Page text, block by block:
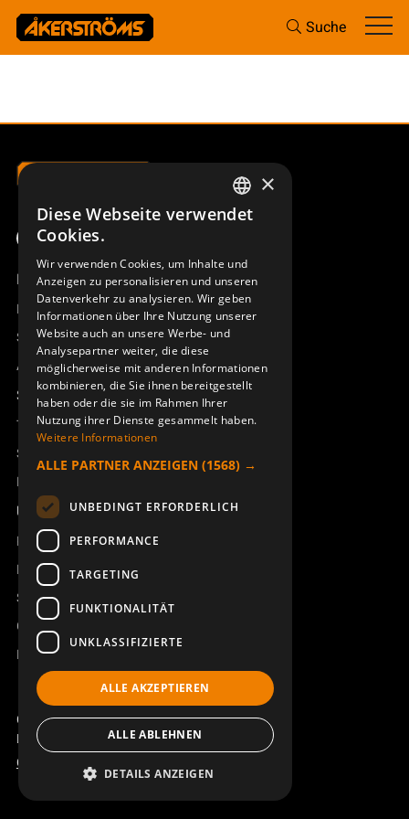
Suche
Produktübersicht
Remotus
Sesam
Access_Ctrl
Support
Technischer Support
Service buchen
Handbücher und Videoanleitungen
Über Åkerströms
Kontakt
Neuigkeiten
Sicherheit und Richtlinien
Geschäftsbedingungen
REACH
Copyright ©2026 Åkerströms. All rights reserved.
Björbovägen 143, 786 97 Björbo.
Code of Conduct
SWEDISH
DEUTSCH
×
Diese Webseite verwendet
Cookies.
Wir verwenden Cookies, um Inhalte und
Anzeigen zu personalisieren und unseren
Datenverkehr zu analysieren. Wir geben
Informationen über Ihre Nutzung unserer
Website auch an unsere Werbe- und
Analysepartner weiter, die diese
möglicherweise mit anderen Informationen
kombinieren, die Sie ihnen bereitgestellt
haben oder die sie im Rahmen Ihrer
Nutzung ihrer Dienste gesammelt haben.
Weitere Informationen
ALLE PARTNER ANZEIGEN (1568) →
UNBEDINGT ERFORDERLICH
PERFORMANCE
TARGETING
FUNKTIONALITÄT
UNKLASSIFIZIERTE
ALLE AKZEPTIEREN
ALLE ABLEHNEN
DETAILS ANZEIGEN